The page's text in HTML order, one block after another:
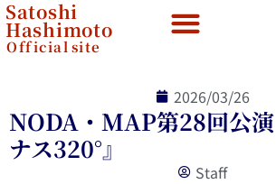
Satoshi
Hashimoto
Official site
2026/03/26
NODA・MAP第28回公演
ナス320°』
Staff